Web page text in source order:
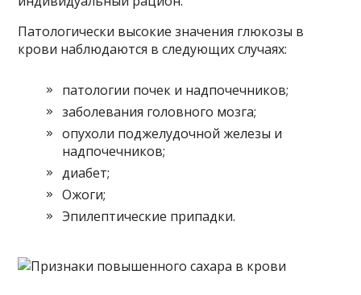
Патологически высокие значения глюкозы в
крови наблюдаются в следующих случаях:
патологии почек и надпочечников;
заболевания головного мозга;
опухоли поджелудочной железы и
надпочечников;
диабет;
Ожоги;
Эпилептические припадки.